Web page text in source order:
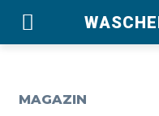
MAGAZIN